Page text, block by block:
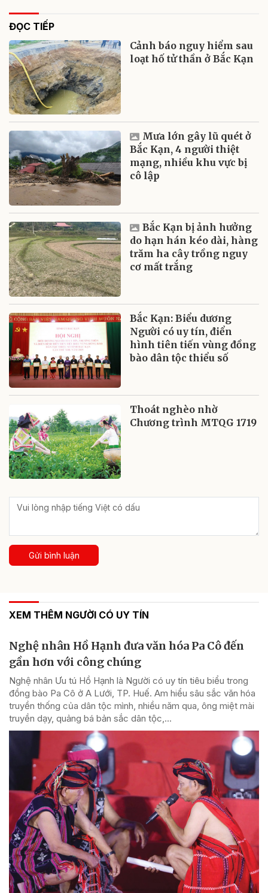
ĐỌC TIẾP
Cảnh báo nguy hiểm sau
loạt hố tử thần ở Bắc Kạn
Mưa lớn gây lũ quét ở
Bắc Kạn, 4 người thiệt
mạng, nhiều khu vực bị
cô lập
Bắc Kạn bị ảnh hưởng
do hạn hán kéo dài, hàng
trăm ha cây trồng nguy
cơ mất trắng
Bắc Kạn: Biểu dương
Người có uy tín, điển
hình tiên tiến vùng đồng
bào dân tộc thiểu số
Thoát nghèo nhờ
Chương trình MTQG 1719
Gửi bình luận
XEM THÊM NGƯỜI CÓ UY TÍN
Nghệ nhân Hồ Hạnh đưa văn hóa Pa Cô đến
gần hơn với công chúng
Nghệ nhân Ưu tú Hồ Hạnh là Người có uy tín tiêu biểu trong
đồng bào Pa Cô ở A Lưới, TP. Huế. Am hiểu sâu sắc văn hóa
truyền thống của dân tộc mình, nhiều năm qua, ông miệt mài
truyền dạy, quảng bá bản sắc dân tộc,...